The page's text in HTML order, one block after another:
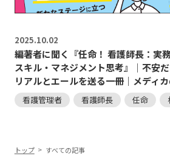
2025.10.02
編著者に聞く『任命！ 看護師長：実
スキル・マネジメント思考』｜不安
リアルとエールを送る一冊｜メディ
看護管理者 看護師長 任命
トップ すべての記事